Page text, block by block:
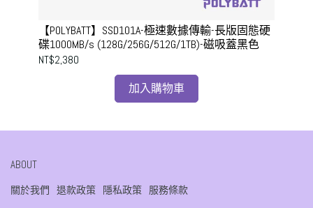
【POLYBATT】SSD101A-極速數據傳輸-長版固態硬
碟1000MB/s (128G/256G/512G/1TB)-磁吸蓋黑色
NT$2,380
加入購物車
ABOUT
關於我們 退款政策 隱私政策 服務條款